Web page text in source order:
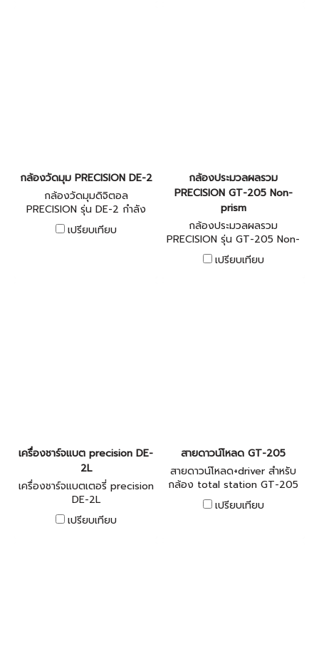
กล้องวัดมุม PRECISION DE-2
กล้องวัดมุมดิจิตอล
PRECISION รุ่น DE-2 กําลัง
ขยายของเลนส์ 30 เท่า, แสดง
ผลตัวเลขดิจิตอล 2 หน้าจอ,
เปรียบเทียบ
กล้องประมวลผลรวม
PRECISION GT-205 Non-
prism
กล้องประมวลผลรวม
PRECISION รุ่น GT-205 Non-
prism 400 เมตร, กําลังขยาย
30 เท่า, แสดงผลตัวเลขดิจิตอล
เปรียบเทียบ
เครื่องชาร์จแบต precision DE-
2L
เครื่องชาร์จแบตเตอรี่ precision
DE-2L
เปรียบเทียบ
สายดาวน์โหลด GT-205
สายดาวน์โหลด+driver สำหรับ
กล้อง total station GT-205
เปรียบเทียบ